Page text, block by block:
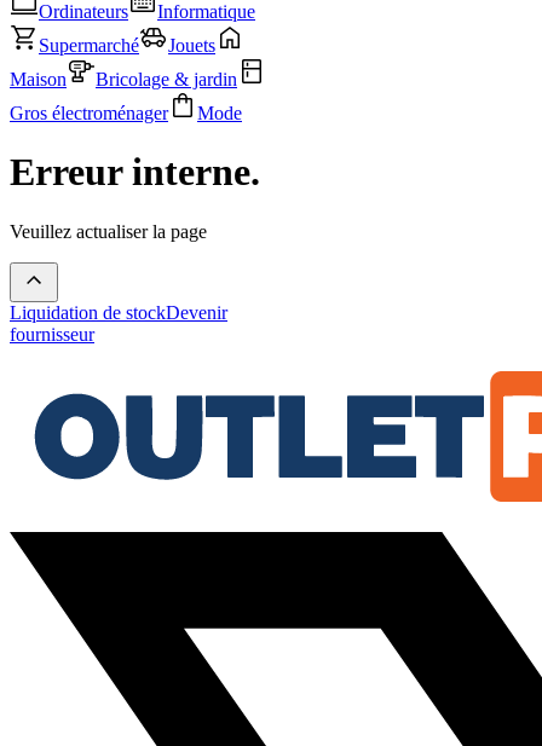
Ordinateurs
Informatique
Supermarché
Jouets
Maison
Bricolage & jardin
Gros électroménager
Mode
Erreur interne.
Veuillez actualiser la page
Liquidation de stockDevenir
fournisseur